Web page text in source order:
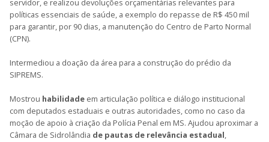
servidor, e realizou devoluções orçamentárias relevantes para
políticas essenciais de saúde, a exemplo do repasse de R$ 450 mil
para garantir, por 90 dias, a manutenção do Centro de Parto Normal
(CPN).
Intermediou a doação da área para a construção do prédio da
SIPREMS.
Mostrou habilidade em articulação política e diálogo institucional
com deputados estaduais e outras autoridades, como no caso da
moção de apoio à criação da Polícia Penal em MS. Ajudou aproximar a
Câmara de Sidrolândia de pautas de relevância estadual,